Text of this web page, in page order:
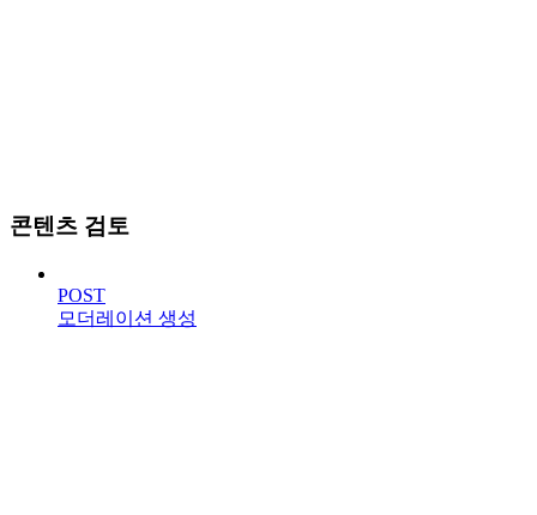
콘텐츠 검토
POST
모더레이션 생성